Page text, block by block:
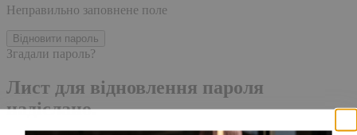
Неправильно заповнене поле
Відновити пароль
Згадали пароль?
Лист для відновлення пароля
надіслано.